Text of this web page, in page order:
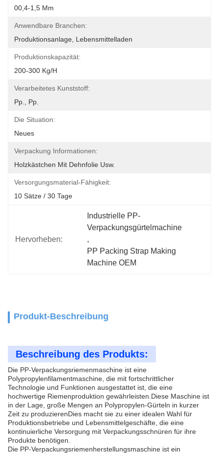
00,4-1,5 Mm
Anwendbare Branchen:
Produktionsanlage, Lebensmittelladen
Produktionskapazität:
200-300 Kg/h
Verarbeitetes Kunststoff:
Pp., Pp.
Die Situation:
Neues
Verpackung Informationen:
Holzkästchen Mit Dehnfolie Usw.
Versorgungsmaterial-Fähigkeit:
10 Sätze / 30 Tage
Hervorheben:
Industrielle PP-
Verpackungsgürtelmachine
,
PP Packing Strap Making
Machine OEM
Produkt-Beschreibung
Beschreibung des Produkts:
Die PP-Verpackungsriemenmaschine ist eine
Polypropylenfilamentmaschine, die mit fortschrittlicher
Technologie und Funktionen ausgestattet ist, die eine
hochwertige Riemenproduktion gewährleisten.Diese Maschine ist
in der Lage, große Mengen an Polypropylen-Gürteln in kurzer
Zeit zu produzierenDies macht sie zu einer idealen Wahl für
Produktionsbetriebe und Lebensmittelgeschäfte, die eine
kontinuierliche Versorgung mit Verpackungsschnüren für ihre
Produkte benötigen.
Die PP-Verpackungsriemenherstellungsmaschine ist ein